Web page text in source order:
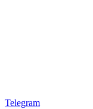
Telegram